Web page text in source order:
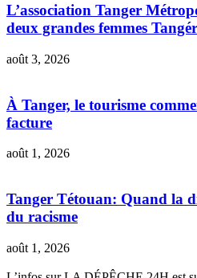
L’association Tanger
deux grandes femmes
août 3, 2026
À Tanger, le tourisme
facture
août 1, 2026
Tanger Tétouan: Quand la
du racisme
août 1, 2026